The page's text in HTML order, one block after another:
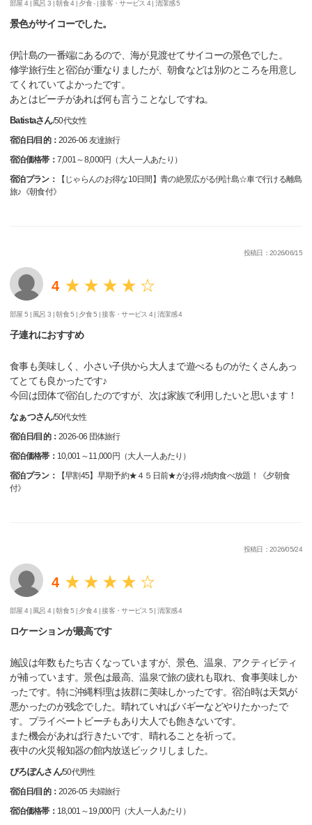
部屋 4 | 風呂 3 |朝食 4 | 夕食 - |接客・サービス 4 |清潔感 5
景色がサイコーでした。
伊計島の一番端にあるので、海が見渡せてサイコーの景色でした。
修学旅行生と宿泊が重なりましたが、朝食などは別のところを用意し
てくれていてよかったです。
あとはビーチがあれば何も言うことなしですね。
Batistaさん/50代女性
宿泊日/目的：2026-06 友達旅行
宿泊価格帯： 7,001～8,000円（大人一人あたり）
宿泊プラン：
【じゃらんのお得な10日間】青の絶景広がる伊計島☆車で行ける離島
旅♪《朝食付》
投稿日：2026/06/15
4
部屋 5 | 風呂 3 |朝食 5 | 夕食 5 |接客・サービス 4 |清潔感 4
子連れにおすすめ
食事も美味しく、小さい子供から大人まで遊べるものがたくさんあっ
てとても良かったです♪
今回は団体で宿泊したのですが、次は家族で利用したいと思います！
なぁつさん/50代女性
宿泊日/目的：2026-06 団体旅行
宿泊価格帯： 10,001～11,000円（大人一人あたり）
宿泊プラン：
【早割45】早期予約★４５日前★がお得♪焼肉食べ放題！《夕朝食
付》
投稿日：2026/05/24
4
部屋 4 | 風呂 4 |朝食 5 | 夕食 4 |接客・サービス 5 |清潔感 4
ロケーションが最高です
施設は年数もたち古くなっていますが、景色、温泉、アクティビティ
が補っています。景色は最高、温泉で旅の疲れも取れ、食事美味しか
ったです。特に沖縄料理は抜群に美味しかったです。宿泊時は天気が
悪かったのが残念でした。晴れていればバギーなどやりたかったで
す。プライベートビーチもあり大人でも飽きないです。
また機会があれば行きたいです、晴れることを祈って。
夜中の火災報知器の館内放送ビックリしました。
ぴろぽんさん/50代男性
宿泊日/目的：2026-05 夫婦旅行
宿泊価格帯： 18,001～19,000円（大人一人あたり）